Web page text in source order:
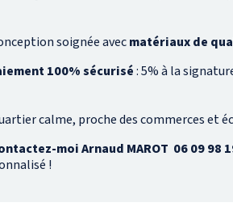
soignée avecmatériaux de
100% sécurisé: 5% à la
calme, proche des commerces et
moi Arnaud MAROT 06 09 98
!